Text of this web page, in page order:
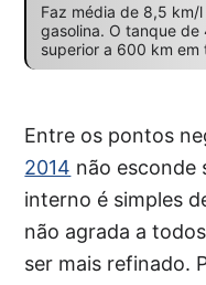
Faz média de 8,5 km/
gasolina. O tanque
superior a 600 km em
Entre os pontos
2014 não esconde
interno é simples
não agrada a
ser mais refinado.